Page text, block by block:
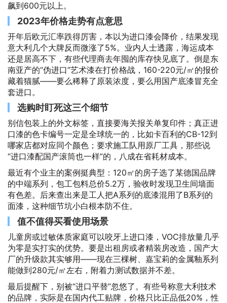
飙到600元以上。
2023年价格走势有点意思
开年后欧元汇率跌得厉害，本以为进口漆会降价，结果发现
意大利几个大牌反而微涨了5%。业内人士透露，海运成本
还是居高不下，有些代理商去年囤的库存快见底了。倒是东
南亚产的“伪进口”艺术漆在打价格战，160-220元/㎡的报价
藏着猫腻——要么稀释了原装浓度，要么用国产底漆冒充全
套进口。
选购时盯死这三个细节
别信包装上的外文标签，直接要海关报关单复印件；真正进
口漆的色卡编号一定是全球统一的，比如卡百利的CB-12到
哪家店都对应同个颜色；要求施工队用原厂工具，那些说
“进口漆配国产滚筒也一样”的，八成在省耗材成本。
最近有个业主的案例挺典型：120㎡的房子选了某德国品牌
的中端系列，包工包料总价5.2万，验收时发现卫生间墙面
有色差。后来查出来是工人把A系列的底漆混用了B系列的
面漆，这种细节坑小白根本防不住。
值不值得买看使用场景
儿童房或过敏体质家庭可以咬牙上进口漆，VOC排放量几乎
为零是实打实的优势。要是出租房或者精装房改造，国产大
厂的升级款其实够用——现在三棵树、嘉宝莉的金属釉系列
能做到280元/㎡左右，附着力测试数据并不差。
最后提醒下，别被“进口平替”忽悠了。有些号称意大利技术
的品牌，实际是在国内代工贴牌，价格只比正品低20%，性